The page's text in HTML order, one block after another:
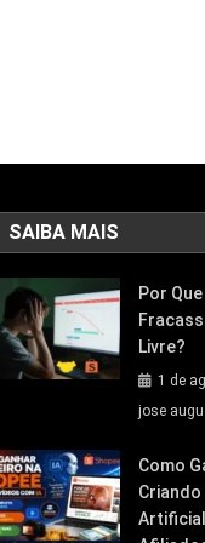
SAIBA MAIS
Por
Livre?
1 de
jose
Como